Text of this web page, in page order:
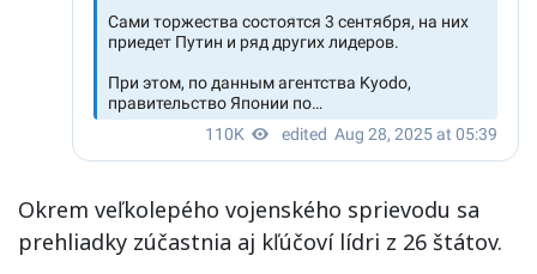
Okrem veľkolepého vojenského sprievodu sa
prehliadky zúčastnia aj kľúčoví lídri z 26 štátov.